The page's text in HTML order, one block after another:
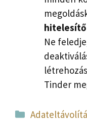
Ne
Tinder
Kategória